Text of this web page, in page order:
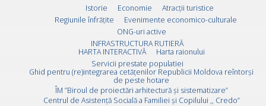
Istorie
Economie
Atracții turistice
Regiunile înfrățite
Evenimente economico-culturale
ONG-uri active
INFRASTRUCTURA RUTIERĂ
HARTA INTERACTIVĂ
Harta raionului
Servicii prestate populatiei
Ghid pentru (re)integrarea cetățenilor Republicii Moldova reîntorși
de peste hotare
ÎM ”Biroul de proiectări arhitectură și sistematizare”
Centrul de Asistență Socială a Familiei și Copilului ,, Credo”